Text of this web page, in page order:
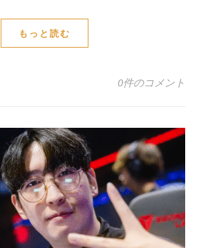
もっと読む
0件のコメント